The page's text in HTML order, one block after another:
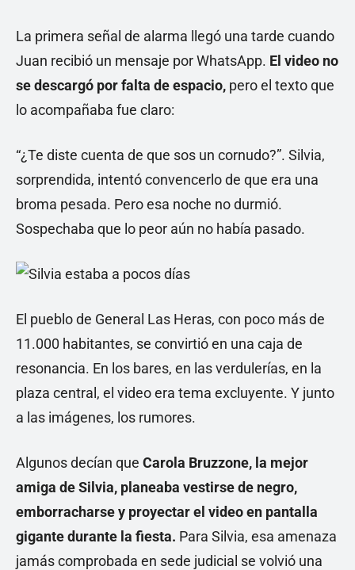
La primera señal de alarma llegó una tarde cuando
Juan recibió un mensaje por WhatsApp. El video no
se descargó por falta de espacio, pero el texto que
lo acompañaba fue claro:
“¿Te diste cuenta de que sos un cornudo?”. Silvia,
sorprendida, intentó convencerlo de que era una
broma pesada. Pero esa noche no durmió.
Sospechaba que lo peor aún no había pasado.
El pueblo de General Las Heras, con poco más de
11.000 habitantes, se convirtió en una caja de
resonancia. En los bares, en las verdulerías, en la
plaza central, el video era tema excluyente. Y junto
a las imágenes, los rumores.
Algunos decían que Carola Bruzzone, la mejor
amiga de Silvia, planeaba vestirse de negro,
emborracharse y proyectar el video en pantalla
gigante durante la fiesta. Para Silvia, esa amenaza
jamás comprobada en sede judicial se volvió una